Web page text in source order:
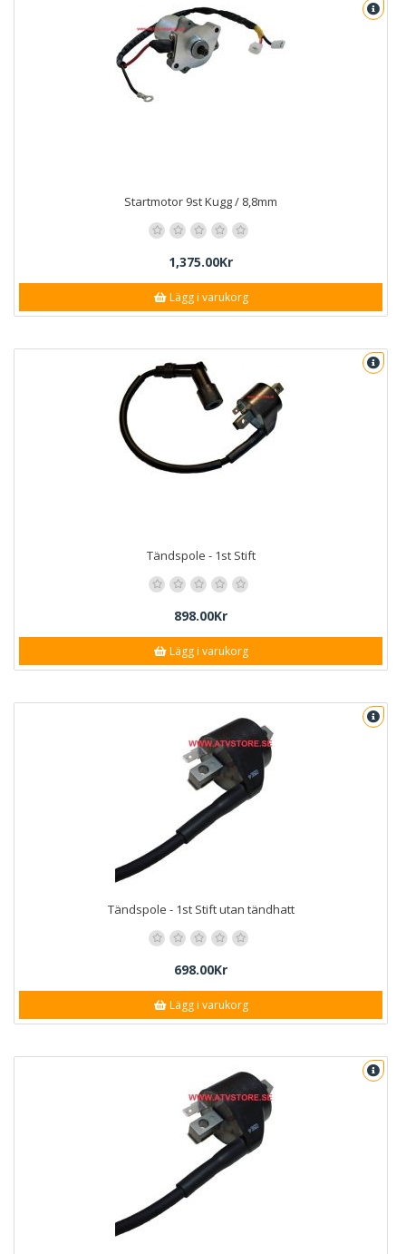
Startmotor 9st Kugg / 8,8mm
1,375.00Kr
Lägg i varukorg
Tändspole - 1st Stift
898.00Kr
Lägg i varukorg
Tändspole - 1st Stift utan tändhatt
698.00Kr
Lägg i varukorg